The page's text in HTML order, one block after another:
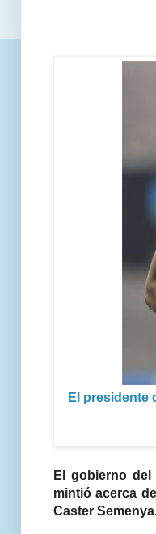
El presidente
El gobierno
mintió acerca
Caster